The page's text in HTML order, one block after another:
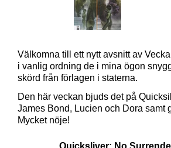
Välkomna till ett nytt avsnitt av
i vanlig ordning de i mina ögon
skörd från förlagen i staterna.
Den här veckan bjuds det på
James Bond, Lucien och Dora samt
Mycket nöje!
Quicksliver: No